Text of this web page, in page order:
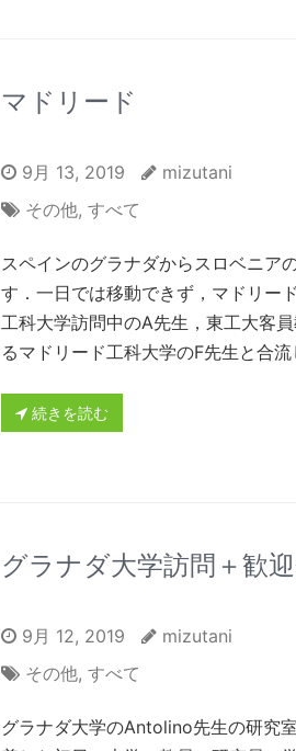
マドリード
9月 13, 2019
mizutani
その他, すべて
スペインのグラナダからスロベニア
す．一日では移動できず，マドリー
工科大学訪問中のA先生，東工大客
るマドリード工科大学のF先生と合
続きを読む
グラナダ大学訪問＋歓
9月 12, 2019
mizutani
その他, すべて
グラナダ大学のAntolino先生の研究